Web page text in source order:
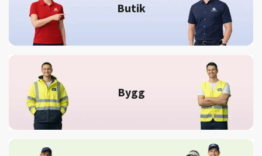
Butik
Bygg